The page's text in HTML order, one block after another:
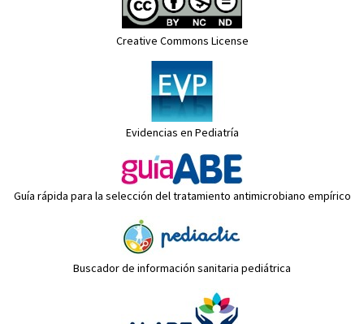
Creative Commons License
Evidencias en Pediatría
Guía rápida para la selección del tratamiento antimicrobiano empírico
Buscador de información sanitaria pediátrica